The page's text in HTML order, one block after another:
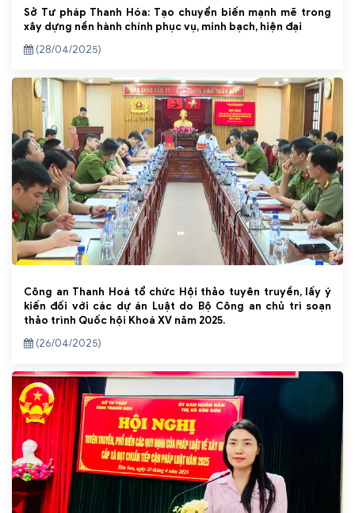
Sở Tư pháp Thanh Hóa: Tạo chuyển biến mạnh mẽ trong
xây dựng nền hành chính phục vụ, minh bạch, hiện đại
(28/04/2025)
Công an Thanh Hoá tổ chức Hội thảo tuyên truyền, lấy ý
kiến đối với các dự án Luật do Bộ Công an chủ trì soạn
thảo trình Quốc hội Khoá XV năm 2025.
(26/04/2025)